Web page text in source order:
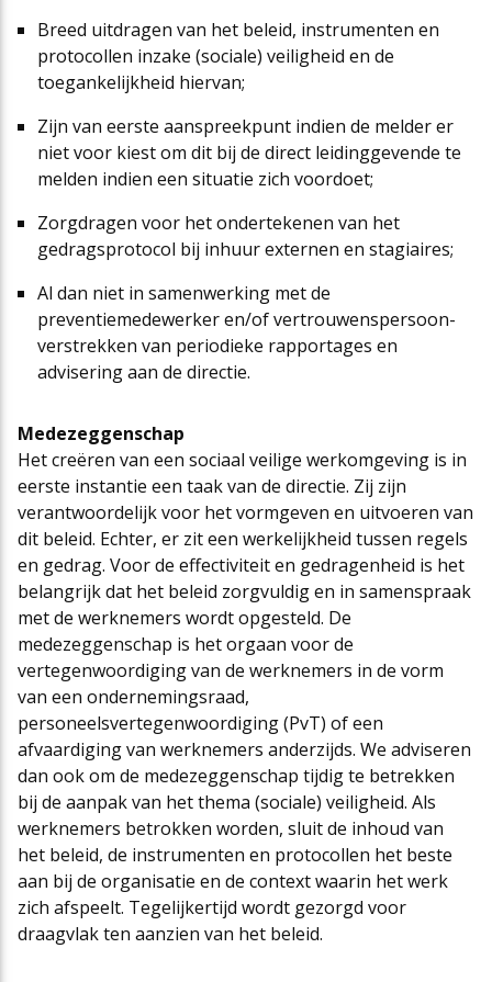
Breed uitdragen van het beleid, instrumenten en
protocollen inzake (sociale) veiligheid en de
toegankelijkheid hiervan;
Zijn van eerste aanspreekpunt indien de melder er
niet voor kiest om dit bij de direct leidinggevende te
melden indien een situatie zich voordoet;
Zorgdragen voor het ondertekenen van het
gedragsprotocol bij inhuur externen en stagiaires;
Al dan niet in samenwerking met de
preventiemedewerker en/of vertrouwenspersoon-
verstrekken van periodieke rapportages en
advisering aan de directie.
Medezeggenschap
Het creëren van een sociaal veilige werkomgeving is in
eerste instantie een taak van de directie. Zij zijn
verantwoordelijk voor het vormgeven en uitvoeren van
dit beleid. Echter, er zit een werkelijkheid tussen regels
en gedrag. Voor de effectiviteit en gedragenheid is het
belangrijk dat het beleid zorgvuldig en in samenspraak
met de werknemers wordt opgesteld. De
medezeggenschap is het orgaan voor de
vertegenwoordiging van de werknemers in de vorm
van een ondernemingsraad,
personeelsvertegenwoordiging (PvT) of een
afvaardiging van werknemers anderzijds. We adviseren
dan ook om de medezeggenschap tijdig te betrekken
bij de aanpak van het thema (sociale) veiligheid. Als
werknemers betrokken worden, sluit de inhoud van
het beleid, de instrumenten en protocollen het beste
aan bij de organisatie en de context waarin het werk
zich afspeelt. Tegelijkertijd wordt gezorgd voor
draagvlak ten aanzien van het beleid.